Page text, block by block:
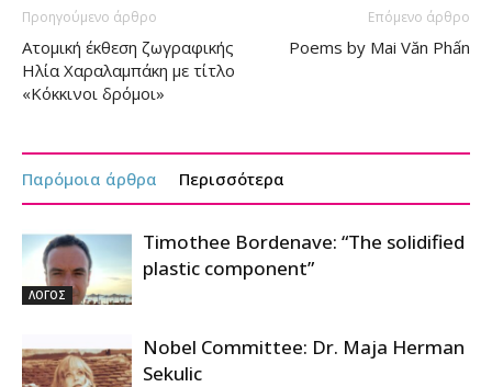
Προηγούμενο άρθρο
Ατομική έκθεση ζωγραφικής
Ηλία Χαραλαμπάκη με τίτλο
«Κόκκινοι δρόμοι»
Επόμενο άρθρο
Poems by Mai Văn Phấn
Παρόμοια άρθρα Περισσότερα
ΛΟΓΟΣ
Timothee Bordenave: “The solidified
plastic component”
Nobel Committee: Dr. Maja Herman
Sekulic